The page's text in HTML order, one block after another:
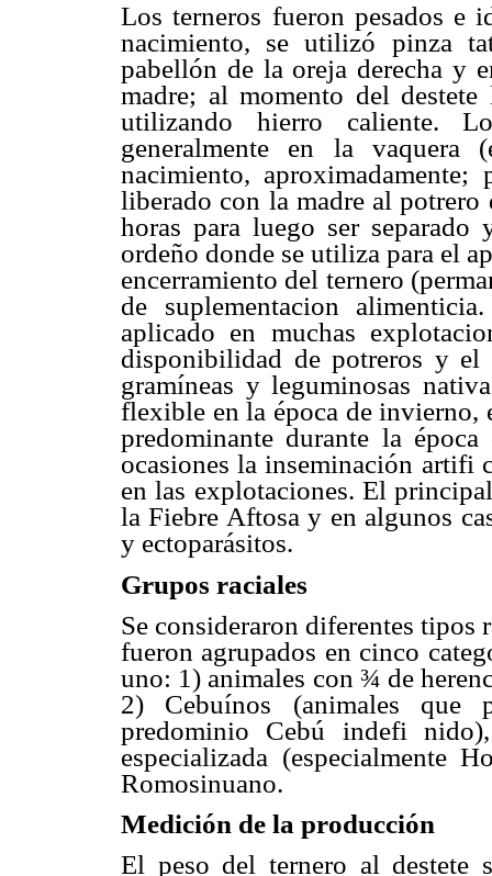
Los terneros fueron pesados e
nacimiento, se utilizó pinza
pabellón de la oreja derecha y
madre; al momento del
utilizando hierro caliente.
generalmente en la
nacimiento,
liberado con la madre al potrero
horas para luego ser separado
ordeño donde se utiliza para el
encerramiento del ternero
de suplementacion
aplicado en muchas
disponibilidad de potreros y el
gramíneas y leguminosas
flexible en la época de invierno,
predominante durante la
ocasiones la inseminación artifi
en las explotaciones. El
la Fiebre Aftosa y en algunos
y ectoparásitos.
Grupos raciales
Se consideraron diferentes tipos
fueron agrupados en cinco
uno: 1) animales con ¾ de
2) Cebuínos (animales que
predominio Cebú indefi
especializada (especialmente
Romosinuano.
Medición de la producción
El peso del ternero al destete